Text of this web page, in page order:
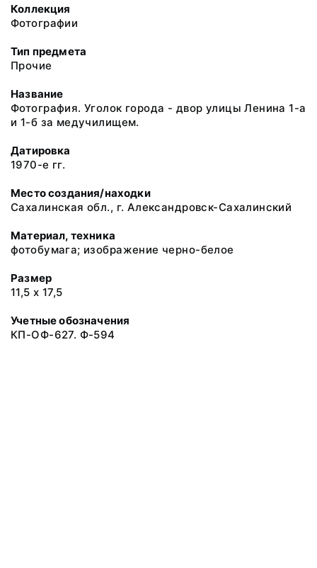
Коллекция
Фотографии
Тип предмета
Прочие
Название
Фотография. Уголок города - двор улицы Ленина 1-а
и 1-б за медучилищем.
Датировка
1970-е гг.
Место создания/находки
Сахалинская обл., г. Александровск-Сахалинский
Материал, техника
фотобумага; изображение черно-белое
Размер
11,5 х 17,5
Учетные обозначения
КП-ОФ-627. Ф-594